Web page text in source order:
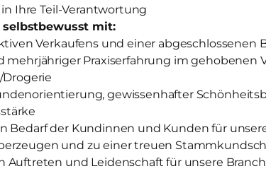
Ihre Teil-Verantwortung
selbstbewusst mit:
Verkaufens und einer abgeschlossenen
mehrjähriger Praxiserfahrung im gehobenen
gewissenhafter
Bedarf der Kundinnen und Kunden für
und zu einer treuen
Auftreten und Leidenschaft für unsere